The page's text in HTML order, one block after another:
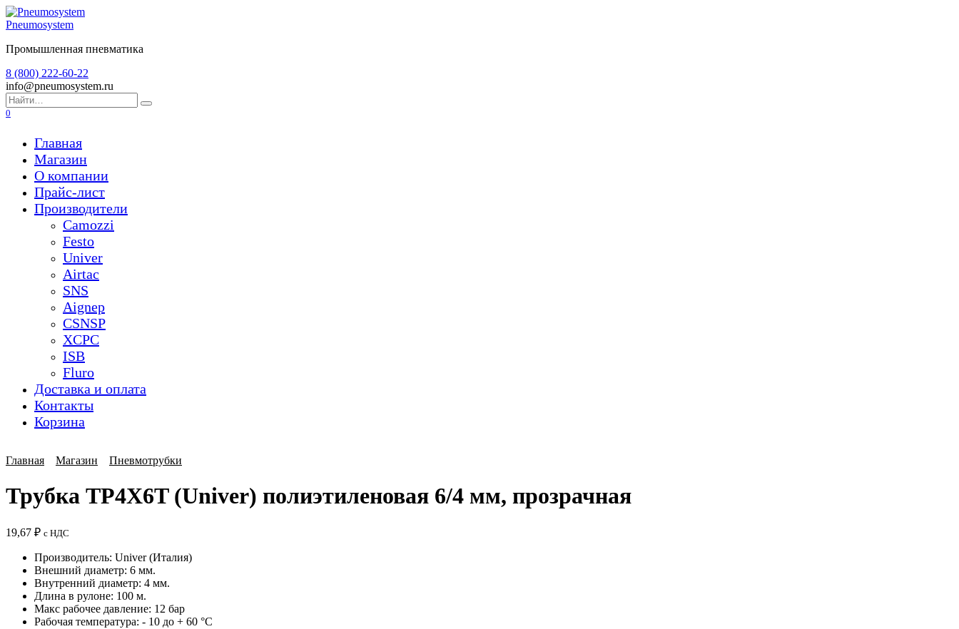
Перейти
к
Pneumosystem
Промышленная пневматика
8 (800) 222-60-22
info@pneumosystem.ru
Search
for:
0
Главная
Магазин
О компании
Прайс-лист
Производители
Camozzi
Festo
Univer
Airtac
SNS
Aignep
CSNSP
XCPC
ISB
Fluro
Доставка и оплата
Контакты
Корзина
Главная Магазин Пневмотрубки
Трубка TP4X6T (Univer) полиэтиленовая 6/4 мм, прозрачная
19,67 ₽ с НДС
Производитель: Univer (Италия)
Внешний диаметр: 6 мм.
Внутренний диаметр: 4 мм.
Длина в рулоне: 100 м.
Макс рабочее давление: 12 бар
Рабочая температура: - 10 до + 60 °C